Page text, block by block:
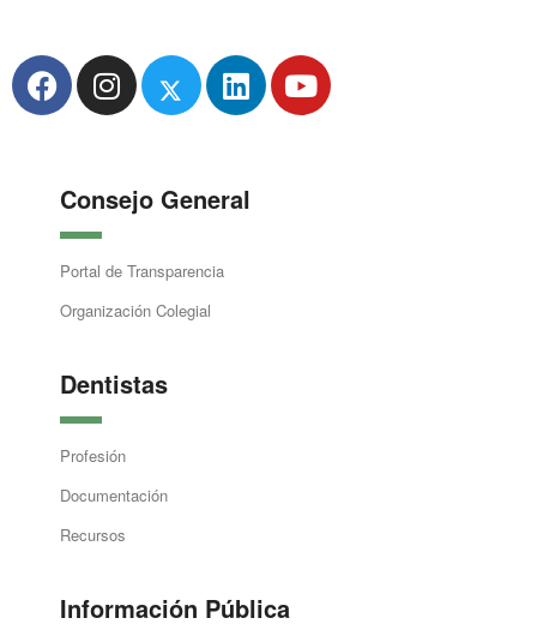
Consejo General
Portal de Transparencia
Organización Colegial
Dentistas
Profesión
Documentación
Recursos
Información Pública